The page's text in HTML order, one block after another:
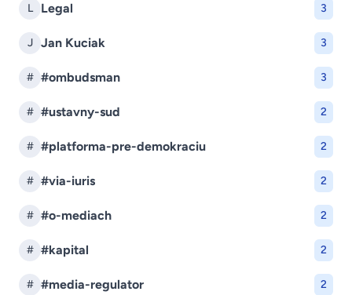
L Legal 3
J Jan Kuciak 3
# #ombudsman 3
# #ustavny-sud 2
# #platforma-pre-demokraciu 2
# #via-iuris 2
# #o-mediach 2
# #kapital 2
# #media-regulator 2